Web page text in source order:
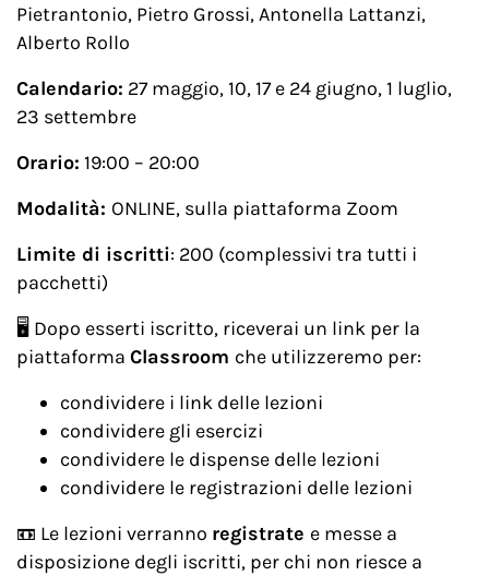
Pietrantonio, Pietro Grossi, Antonella Lattanzi,
Alberto Rollo
Calendario: 27 maggio, 10, 17 e 24 giugno, 1 luglio,
23 settembre
Orario: 19:00 – 20:00
Modalità: ONLINE, sulla piattaforma Zoom
Limite di iscritti: 200 (complessivi tra tutti i
pacchetti)
🖥️​ Dopo esserti iscritto, riceverai un link per la
piattaforma Classroom che utilizzeremo per:
condividere i link delle lezioni
condividere gli esercizi
condividere le dispense delle lezioni
condividere le registrazioni delle lezioni
​📼 Le lezioni verranno registrate e messe a
disposizione degli iscritti, per chi non riesce a